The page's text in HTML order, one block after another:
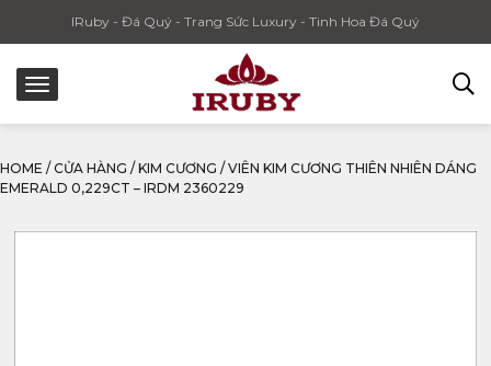
IRuby - Đá Quý - Trang Sức Luxury - Tinh Hoa Đá Quý
HOME / CỬA HÀNG / KIM CƯƠNG / VIÊN KIM CƯƠNG THIÊN NHIÊN DÁNG
EMERALD 0,229CT – IRDM 2360229